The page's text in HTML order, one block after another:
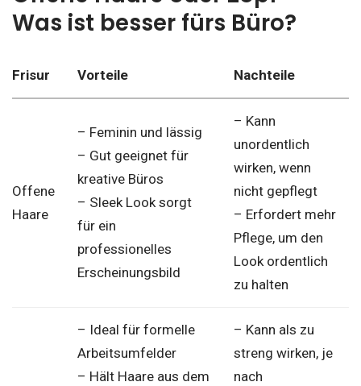
Was ist besser fürs Büro?
Frisur Vorteile Nachteile
Offene
Haare
– Feminin und lässig
– Gut geeignet für
kreative Büros
– Sleek Look sorgt
für ein
professionelles
Erscheinungsbild
– Kann
unordentlich
wirken, wenn
nicht gepflegt
– Erfordert mehr
Pflege, um den
Look ordentlich
zu halten
– Ideal für formelle
Arbeitsumfelder
– Hält Haare aus dem
– Kann als zu
streng wirken, je
nach